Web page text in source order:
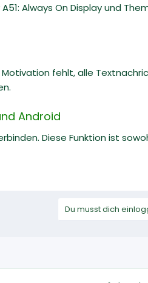
Always On Display und
fehlt, alle
Android
Diese Funktion ist
Du musst dich